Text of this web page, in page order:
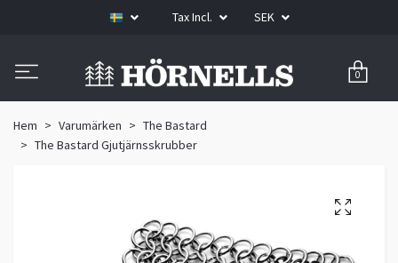
Tax Incl. SEK
0
Hem Varumärken
The Bastard
The Bastard Gjutjärnsskrubber